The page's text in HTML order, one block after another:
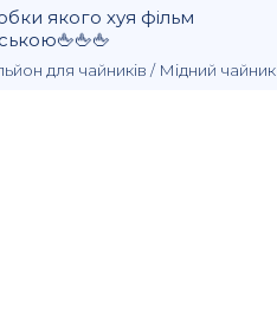
якого хуя фільм
для чайників / Мідний чайник